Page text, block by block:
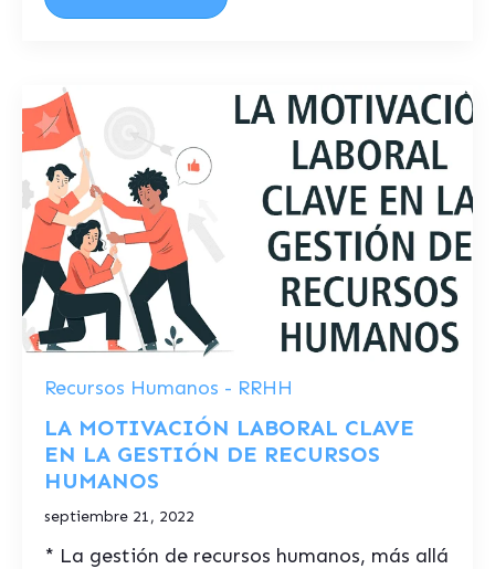
Recursos Humanos - RRHH
LA MOTIVACIÓN LABORAL CLAVE
EN LA GESTIÓN DE RECURSOS
HUMANOS
septiembre 21, 2022
* La gestión de recursos humanos, más allá